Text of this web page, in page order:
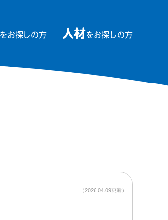
をお探しの方 人材をお探しの方
（2026.04.09更新）